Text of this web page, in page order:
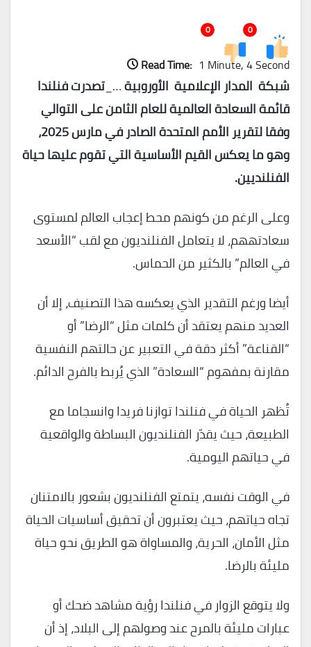
0
0
Read Time: 1 Minute, 4 Second
شبكة المدار الإعلامية الأوروبية…_تصدرت فنلندا
قائمة السعادة العالمية للعام الثامن على التوالي
وفقا لتقرير الأمم المتحدة الصادر في مارس 2025،
وهو ما يعكس القيم الأساسية التي تقوم عليها حياة
الفنلنديين.
وعلى الرغم من كونهم محط إعجاب العالم لمستوى
سعادتههم، لا يتعامل الفنلنديون مع لقب “الأسعد
في العالم” بالكثير من الحماس.
أيضا ورغم التقدير الذي يعكسه هذا التصنيف، إلا أن
العديد منهم يعتقد أن كلمات مثل “الرضا” أو
“القناعة” أكثر دقة في التعبير عن حالتهم النفسية
مقارنة بمفهوم “السعادة” الذي يُربط بالفرح الدائم.
تُظهر الحياة في فنلندا توازنا فريدا وانسجاما مع
الطبيعة، حيث يقدّر الفنلنديون البساطة والواقعية
في حياتهم اليومية.
في الوقت نفسه، يتمتع الفنلنديون بشعور بالامتنان
تجاه حياتهم، حيث يعتبرون أن تحقيق أساسيات الحياة
مثل الأمان، الحرية، والمساواة هو الطريق نحو حياة
مليئة بالرضا.
ولا يتوقع الزوار في فنلندا رؤية مشاهد ضحك أو
عبارات مليئة بالمرح عند وصولهم إلى البلاد، إذ أن